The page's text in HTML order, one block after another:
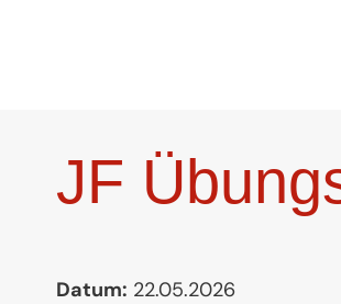
JF
Datum: 22.05.2026